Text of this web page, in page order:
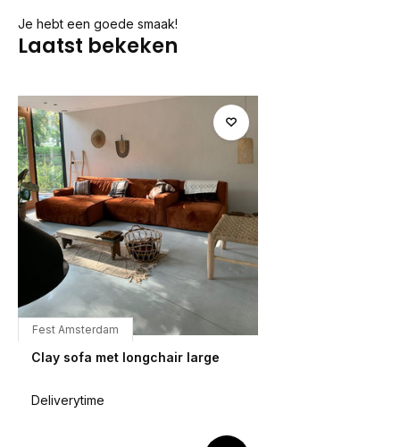
Je hebt een goede smaak!
Laatst bekeken
Fest Amsterdam
Clay sofa met longchair large
Deliverytime